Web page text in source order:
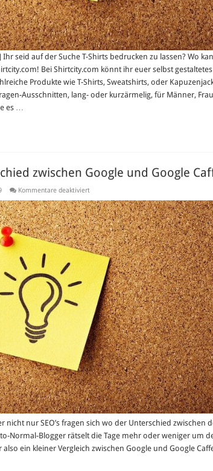
Ihr seid auf der Suche T-Shirts bedrucken zu lassen? Wo
Bei Shirtcity.com könnt ihr euer selbst
Produkte wie T-Shirts, Sweatshirts, oder
Ausschnitten, lang- oder kurzärmelig, für Männer,
es …
zwischen Google und Google
Kommentare deaktiviertfür
Unterschied
zwischen
Google
und
Google
Caffeine
nicht nur SEO’s fragen sich wo der Unterschied zwischen
Normal-Blogger rätselt die Tage mehr oder weniger um
also ein kleiner Vergleich zwischen Google und Google